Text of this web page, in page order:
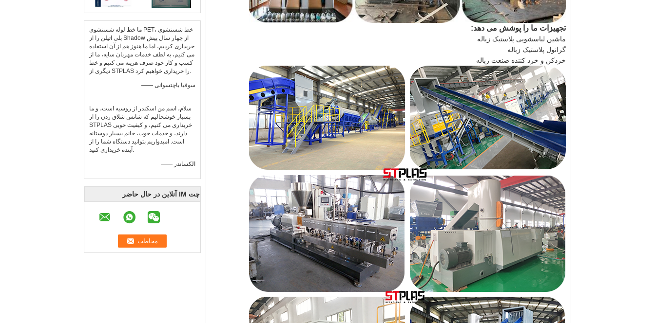
ما خط لوله شستشوی PET، خط شستشوی
پلی اتیلن را از Shadow از چهار سال پیش
خریداری کردیم، اما ما هنوز هم از آن استفاده
می کنیم، به لطف خدمات مهربان سایه، ما از
کسب و کار خود صرف هزینه می کنیم و خط
دیگری از STPLAS را خریداری خواهیم کرد.
—— سوفیا باچتسوانی
سلام، اسم من اسکندر از روسیه است، و ما
بسیار خوشحالیم که شانس شلاق زدن را از
STPLAS خریداری می کنیم، و کیفیت خوبی
دارند، و خدمات خوب، خانم بسیار دوستانه
است. امیدواریم بتوانید دستگاه شما را از
آینده خریداری کنید.
—— الکساندر
چت IM آنلاین در حال حاضر
تجهیزات ما را پوشش می دهد:
ماشین لباسشویی پلاستیک زباله
گرانول پلاستیک زباله
خردكن و خرد كننده صنعت زباله